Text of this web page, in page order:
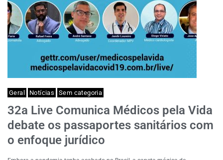
Geral Notícias Sem categoria
32a Live Comunica Médicos pela Vida
debate os passaportes sanitários com
o enfoque jurídico